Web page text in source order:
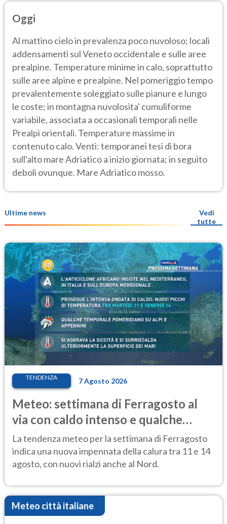
Oggi
Al mattino cielo in prevalenza poco nuvoloso; locali
addensamenti sul Veneto occidentale e sulle aree
prealpine. Temperature minime in calo, soprattutto
sulle aree alpine e prealpine. Nel pomeriggio tempo
prevalentemente soleggiato sulle pianure e lungo
le coste; in montagna nuvolosita' cumuliforme
variabile, associata a occasionali temporali nelle
Prealpi orientali. Temperature massime in
contenuto calo. Venti: temporanei tesi di bora
sull'alto mare Adriatico a inizio giornata; in seguito
deboli ovunque. Mare Adriatico mosso.
Ultime news
Vedi
tutte
TENDENZA 7 Agosto 2026
Meteo: settimana di Ferragosto al
via con caldo intenso e qualche
temporale
La tendenza meteo per la settimana di Ferragosto
indica una nuova impennata della calura tra 11 e 14
agosto, con nuovi rialzi anche al Nord.
Meteo città italiane